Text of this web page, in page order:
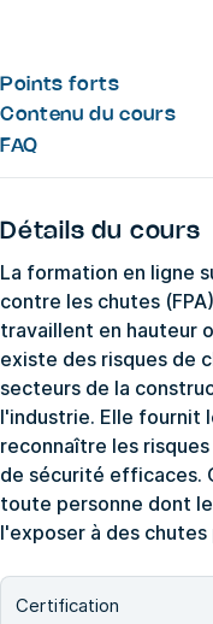
Points forts
Contenu du cours
FAQ
Détails du cours
La formation en ligne
contre les chutes
travaillent en hauteur
existe des risques de
secteurs de la
l'industrie. Elle fournit
reconnaître les
de sécurité efficaces.
toute personne dont
l'exposer à des
Certification